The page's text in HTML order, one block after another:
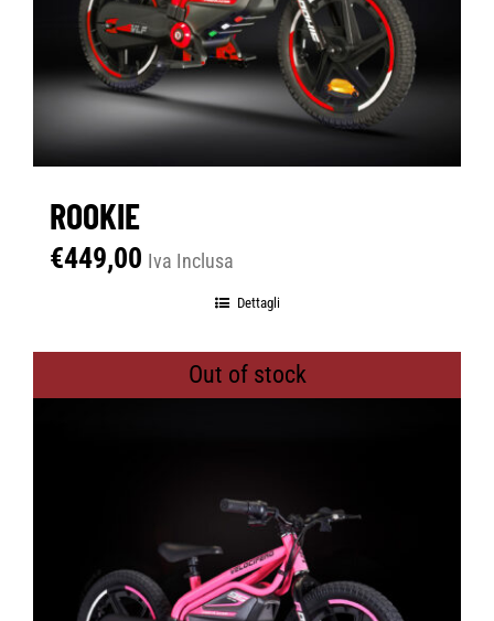
ROOKIE
€449,00 Iva Inclusa
Dettagli
Out of stock